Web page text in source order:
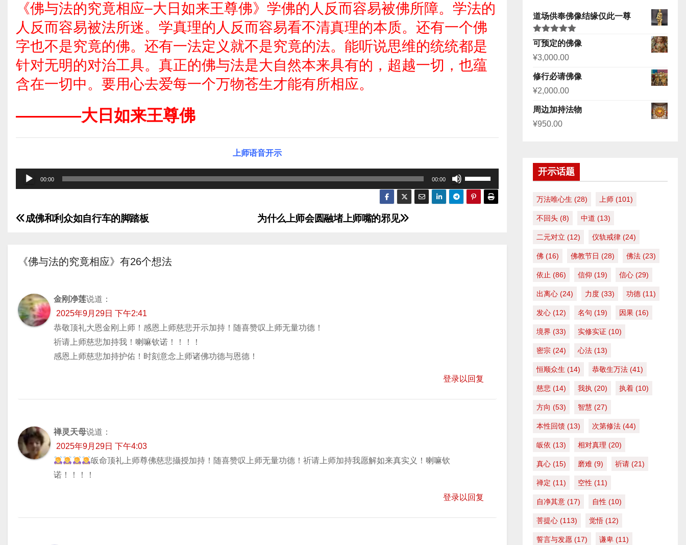
《佛与法的究竟相应–大日如来王尊佛》学佛的人反而容易被佛所障。学法的
人反而容易被法所迷。学真理的人反而容易看不清真理的本质。还有一个佛
字也不是究竟的佛。还有一法定义就不是究竟的法。能听说思维的统统都是
针对无明的对治工具。真正的佛与法是大自然本来具有的，超越一切，也蕴
含在一切中。要用心去爱每一个万物苍生才能有所相应。
————大日如来王尊佛
上师语音开示
频
放
00:00 00:00
使
用
上
音
文
导
为什么上师会圆融堵上师嘴的邪见
成佛和利众如自行车的脚踏板
《佛与法的究竟相应》有26个想法
金刚净莲说道：
2025年9月29日 下午2:41
恭敬顶礼大恩金刚上师！感恩上师慈悲开示加持！随喜赞叹上师无量功德！
祈请上师慈悲加持我！喇嘛钦诺！！！！
感恩上师慈悲加持护佑！时刻意念上师诸佛功德与恩德！
登录以回复
禅灵天母说道：
2025年9月29日 下午4:03
皈命顶礼上师尊佛慈悲攝授加持！随喜赞叹上师无量功德！祈请上师加持我愿解如来真实义！喇嘛钦
诺！！！！
登录以回复
道场供奉佛像结缘仅此一尊
评分5.00
&sol; 5
可预定的佛像
¥3,000.00
修行必请佛像
¥2,000.00
周边加持法物
¥950.00
开示话题
万法唯心生 (28) 上师 (101)
不回头 (8) 中道 (13)
二元对立 (12) 仪轨戒律 (24)
佛 (16) 佛教节日 (28) 佛法 (23)
依止 (86) 信仰 (19) 信心 (29)
出离心 (24) 力度 (33) 功德 (11)
发心 (12) 名句 (19) 因果 (16)
境界 (33) 实修实证 (10)
密宗 (24) 心法 (13)
恒顺众生 (14) 恭敬生万法 (41)
慈悲 (14) 我执 (20) 执着 (10)
方向 (53) 智慧 (27)
本性回馈 (13) 次第修法 (44)
皈依 (13) 相对真理 (20)
真心 (15) 磨难 (9) 祈请 (21)
禅定 (11) 空性 (11)
自净其意 (17) 自性 (10)
菩提心 (113) 觉悟 (12)
誓言与发愿 (17) 谦卑 (11)